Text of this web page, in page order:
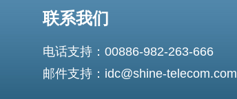
联系我们
电话支持：00886-982-263-666
邮件支持：idc@shine-telecom.com